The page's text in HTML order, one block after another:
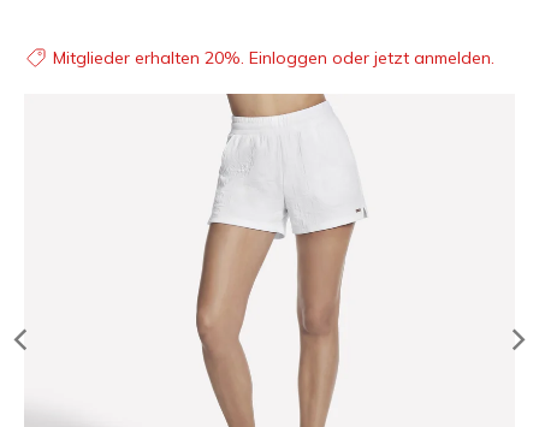
Mitglieder erhalten 20%. Einloggen oder jetzt anmelden.